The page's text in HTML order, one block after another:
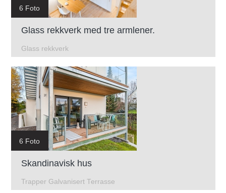
6 Foto
Glass rekkverk med tre armlener.
Glass rekkverk
6 Foto
Skandinavisk hus
Trapper Galvanisert Terrasse